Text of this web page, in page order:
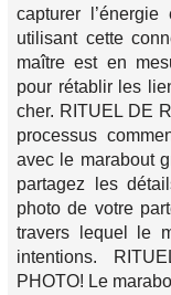
capturer
utilisant cette
maître est en
pour rétablir les
cher. RITUEL DE
processus
avec le marabout
partagez les
photo de votre
travers lequel le
intentions.
PHOTO! Le